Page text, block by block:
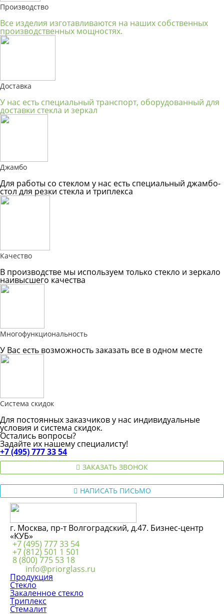
Производство
Все изделия изготавливаются на наших собственных
производственных мощностях.
Доставка
У нас есть специальный транспорт, оборудованный для
доставки стекла и зеркал
Джамбо
Для работы со стеклом у нас есть специальный джамбо-
стол для резки стекла и триплекса
Качество
В производстве мы используем только стекло и зеркало
наивысшего качества
Многофункциональность
У Вас есть возможность заказать все в одном месте
Система скидок
Для постоянных заказчиков у нас индивидуальные
условия и система скидок.
Остались вопросы?
Задайте их нашему специалисту!
+7 (495) 777 33 54
ЗАКАЗАТЬ ЗВОНОК
НАПИСАТЬ ПИСЬМО
г. Москва, пр-т Волгоградский, д.47. Бизнес-центр
«КУБ»
+7 (495) 777 33 54
+7 (812) 501 1 501
8 (800) 775 53 18
info@priorglass.ru
Продукция
Стекло
Закаленное стекло
Триплекс
Стемалит